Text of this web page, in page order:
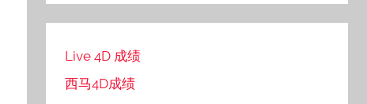
Live 4D 成绩
西马4D成绩